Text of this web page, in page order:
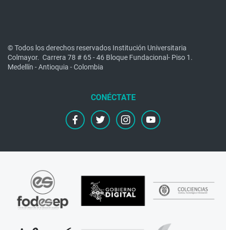
© Todos los derechos reservados Institución Universitaria
Colmayor. Carrera 78 # 65 - 46 Bloque Fundacional- Piso 1.
Medellín - Antioquia - Colombia